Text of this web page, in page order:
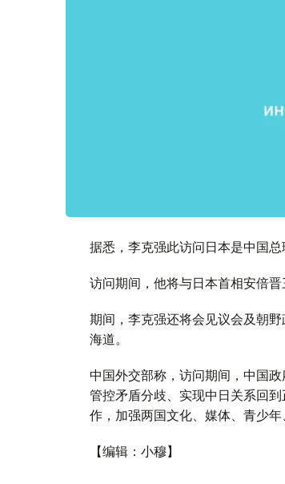
据悉，李克强此访问日本是中国总
访问期间，他将与日本首相安倍
期间，李克强还将会见议会及朝
海道。
中国外交部称，访问期间，中国
管控矛盾分歧、实现中日关系回
作，加强两国文化、媒体、青少年
【编辑：小穆】